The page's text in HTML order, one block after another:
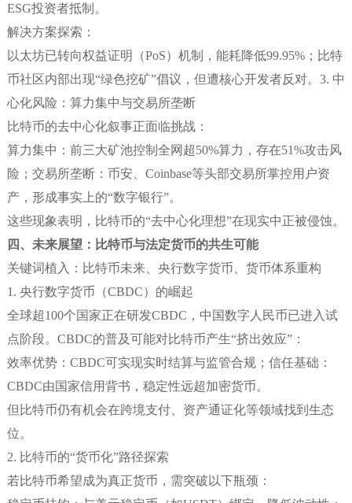
ESG投资者抵制。
解决方案探索：
以太坊已转向权益证明（PoS）机制，能耗降低99.95%；比特
币社区内部出现“绿色挖矿”倡议，但遭核心开发者反对。3. 中
心化风险：算力集中与交易所垄断
比特币的去中心化叙事正面临挑战：
算力集中：前三大矿池控制全网超50%算力，存在51%攻击风
险；交易所垄断：币安、Coinbase等头部交易所掌控用户资
产，形成事实上的“数字银行”。
这些现象表明，比特币的“去中心化理想”在现实中正被侵蚀。
四、未来展望：比特币与法定货币的共生可能
关键词植入：比特币未来、央行数字货币、货币体系重构
1. 央行数字货币（CBDC）的崛起
全球超100个国家正在研发CBDC，中国数字人民币已进入试
点阶段。CBDC的普及可能对比特币产生“挤出效应”：
效率优势：CBDC可实现实时结算与监管合规；信任基础：
CBDC由国家信用背书，稳定性远超加密货币。
但比特币仍有机会在跨境支付、资产通证化等领域找到生态
位。
2. 比特币的“货币化”路径探索
若比特币希望成为真正货币，需突破以下瓶颈：